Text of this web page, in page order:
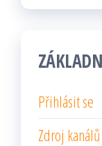
Přihlásit se
Zdroj